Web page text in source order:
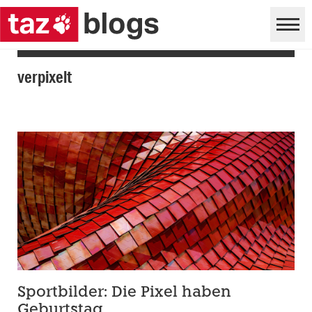
verpixelt
Sportbilder: Die Pixel haben